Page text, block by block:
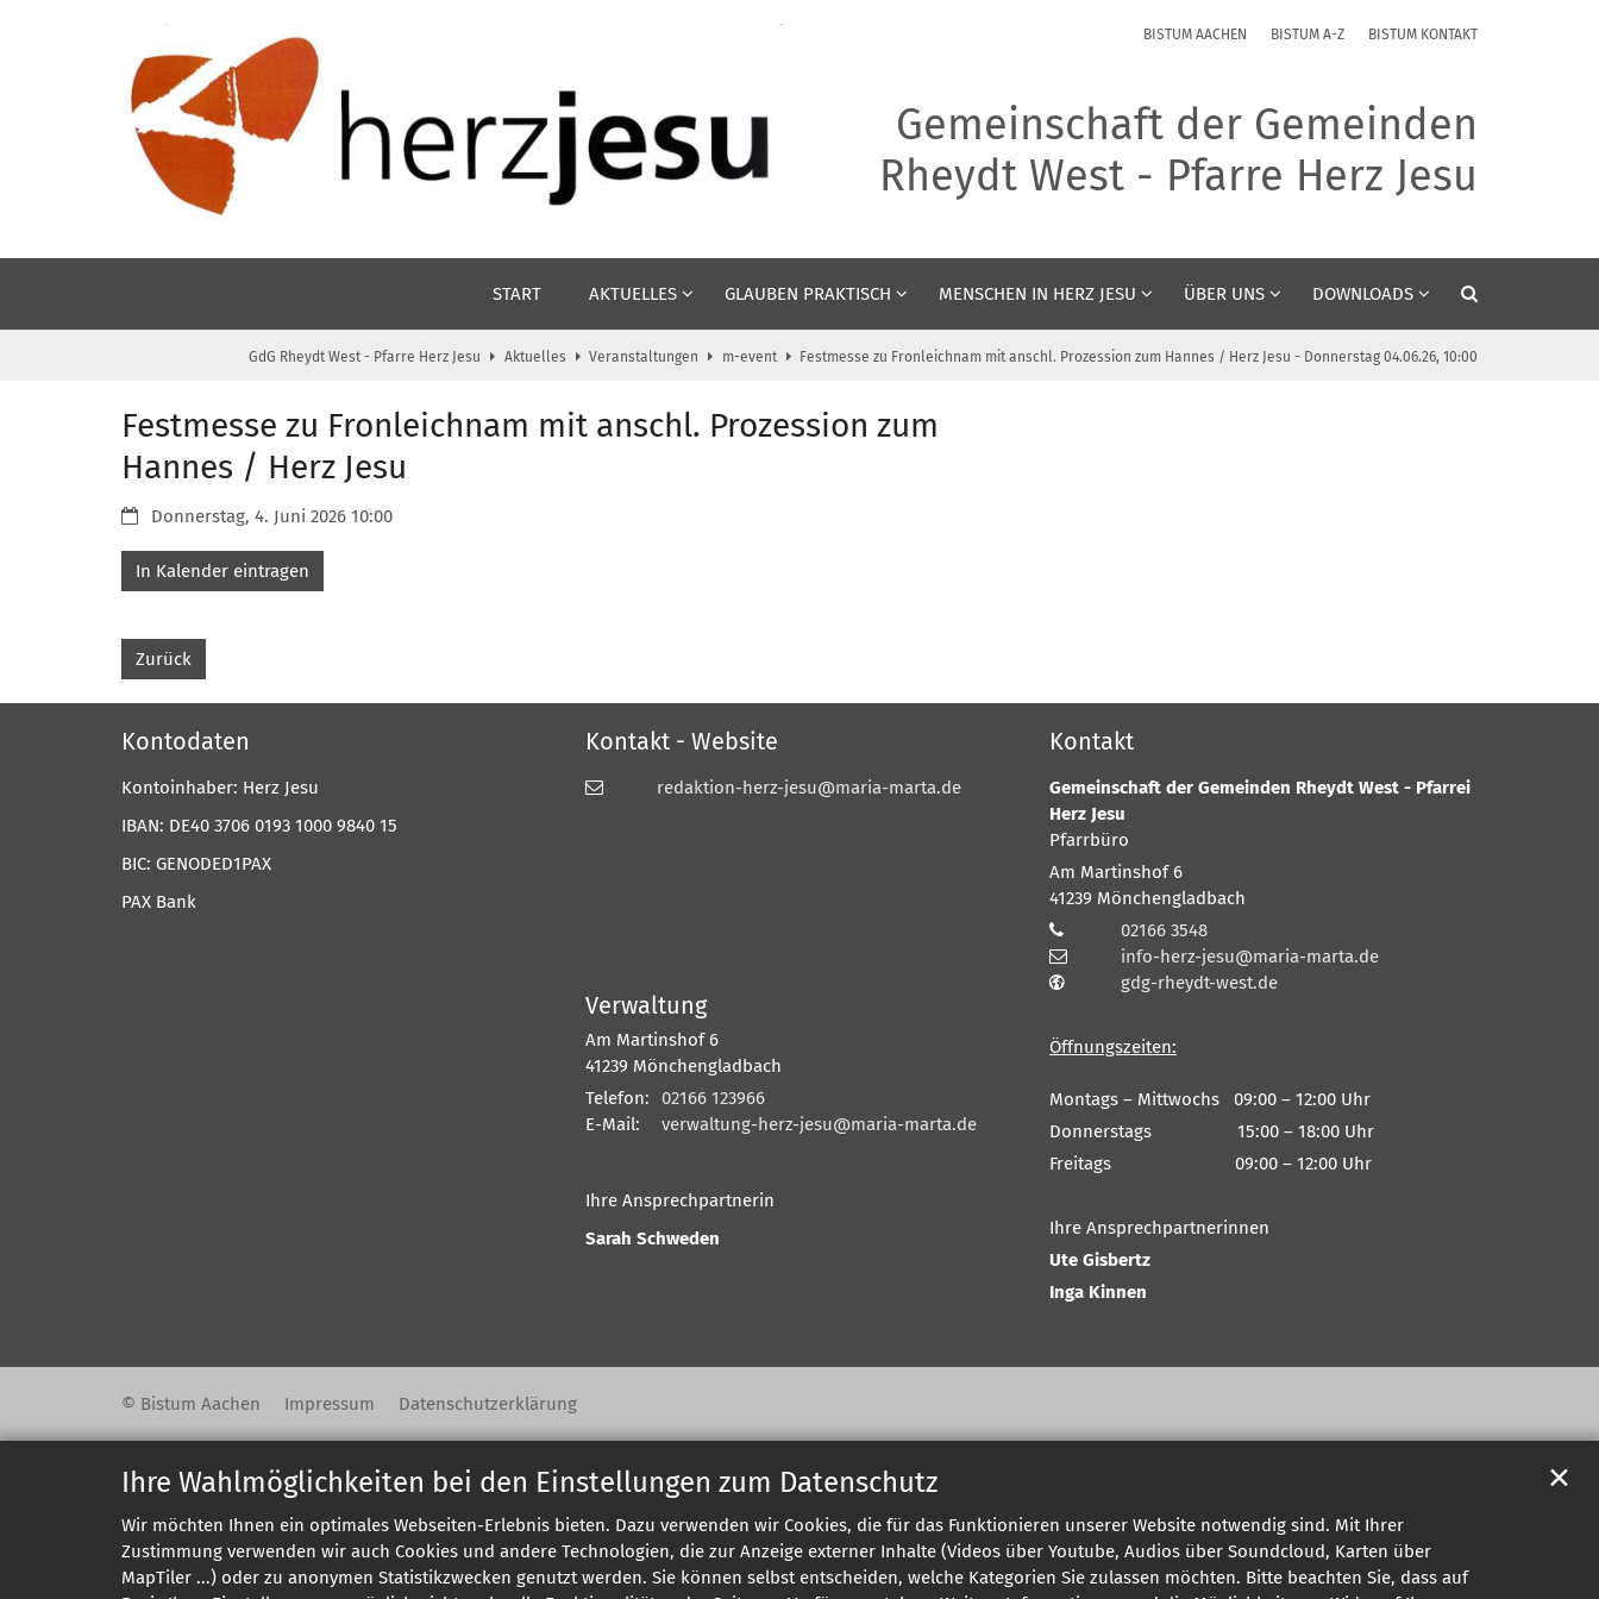
Ihre Wahlmöglichkeiten bei den Einstellungen zum Datenschutz
Wir möchten Ihnen ein optimales Webseiten-Erlebnis bieten. Dazu verwenden wir Cookies, die für das Funktionieren unserer Website notwendig sind. Mit Ihrer
Zustimmung verwenden wir auch Cookies und andere Technologien, die zur Anzeige externer Inhalte (Videos über Youtube, Audios über Soundcloud, Karten über
MapTiler ...) oder zu anonymen Statistikzwecken genutzt werden. Sie können selbst entscheiden, welche Kategorien Sie zulassen möchten. Bitte beachten Sie, dass auf
✕
BISTUM AACHEN BISTUM A-Z BISTUM KONTAKT
Gemeinschaft der Gemeinden
Rheydt West - Pfarre Herz Jesu
START AKTUELLES GLAUBEN PRAKTISCH MENSCHEN IN HERZ JESU ÜBER UNS DOWNLOADS
GdG Rheydt West - Pfarre Herz Jesu Aktuelles Veranstaltungen m-event Festmesse zu Fronleichnam mit anschl. Prozession zum Hannes / Herz Jesu - Donnerstag 04.06.26, 10:00
Festmesse zu Fronleichnam mit anschl. Prozession zum
Hannes / Herz Jesu
Datum:Donnerstag, 4. Juni 2026 10:00
In Kalender eintragen
Zurück
Kontodaten
Kontoinhaber: Herz Jesu
IBAN: DE40 3706 0193 1000 9840 15
BIC: GENODED1PAX
PAX Bank
Kontakt - Website
redaktion-herz-jesu@maria-marta.de
Verwaltung
Am Martinshof 6
41239 Mönchengladbach
Telefon:
02166 123966
E-Mail:
verwaltung-herz-jesu@maria-marta.de
Ihre Ansprechpartnerin
Sarah Schweden
Kontakt
Gemeinschaft der Gemeinden Rheydt West - Pfarrei
Herz Jesu
Pfarrbüro
Am Martinshof 6
41239 Mönchengladbach
02166 3548
info-herz-jesu@maria-marta.de
gdg-rheydt-west.de
Öffnungszeiten:
Montags – Mittwochs 09:00 – 12:00 Uhr
Donnerstags 15:00 – 18:00 Uhr
Freitags 09:00 – 12:00 Uhr
Ihre Ansprechpartnerinnen
Ute Gisbertz
Inga Kinnen
© Bistum Aachen Impressum Datenschutzerklärung